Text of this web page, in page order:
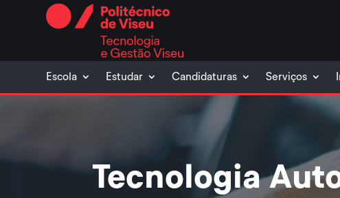
Escola Estudar Candidaturas Serviços
Tecnologia